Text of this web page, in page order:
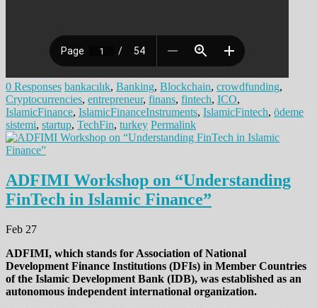
0 Responses bankacılık, Banking, Blockchain, crowdfunding,
Cryptocurrencies, entrepreneur, finans, fintech, ICO,
IslamicFinance, IslamicFinanceInstruments, IslamicFintech, ödeme
sistemi, startup, TechFin, turkey Permalink
ADFIMI Workshop on “Understanding
FinTech in Islamic Finance”
Feb 27
ADFIMI, which stands for Association of National
Development Finance Institutions (DFIs) in Member Countries
of the Islamic Development Bank (IDB), was established as an
autonomous independent international organization.